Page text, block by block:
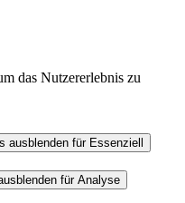
das Nutzererlebnis zu
ausblenden für Essenziell
für Analyse